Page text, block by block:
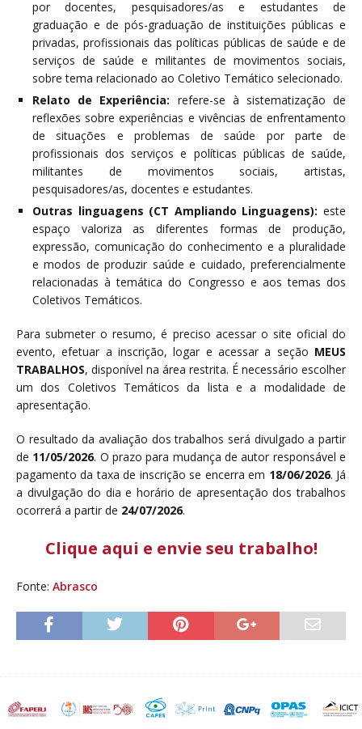
por docentes, pesquisadores/as e estudantes de
graduação e de pós-graduação de instituições públicas e
privadas, profissionais das políticas públicas de saúde e de
serviços de saúde e militantes de movimentos sociais,
sobre tema relacionado ao Coletivo Temático selecionado.
Relato de Experiência: refere-se à sistematização de
reflexões sobre experiências e vivências de enfrentamento
de situações e problemas de saúde por parte de
profissionais dos serviços e políticas públicas de saúde,
militantes de movimentos sociais, artistas,
pesquisadores/as, docentes e estudantes.
Outras linguagens (CT Ampliando Linguagens): este
espaço valoriza as diferentes formas de produção,
expressão, comunicação do conhecimento e a pluralidade
e modos de produzir saúde e cuidado, preferencialmente
relacionadas à temática do Congresso e aos temas dos
Coletivos Temáticos.
Para submeter o resumo, é preciso acessar o site oficial do
evento, efetuar a inscrição, logar e acessar a seção MEUS
TRABALHOS, disponível na área restrita. É necessário escolher
um dos Coletivos Temáticos da lista e a modalidade de
apresentação.
O resultado da avaliação dos trabalhos será divulgado a partir
de 11/05/2026. O prazo para mudança de autor responsável e
pagamento da taxa de inscrição se encerra em 18/06/2026. Já
a divulgação do dia e horário de apresentação dos trabalhos
ocorrerá a partir de 24/07/2026.
Clique aqui e envie seu trabalho!
Fonte: Abrasco